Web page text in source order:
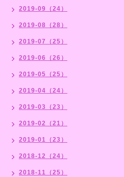
2019-09（24）
2019-08（28）
2019-07（25）
2019-06（26）
2019-05（25）
2019-04（24）
2019-03（23）
2019-02（21）
2019-01（23）
2018-12（24）
2018-11（25）